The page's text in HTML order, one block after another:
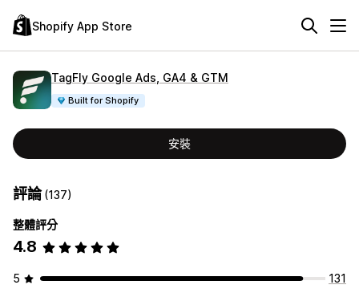
Shopify App Store
TagFly Google Ads, GA4 & GTM
Built for Shopify
安裝
評論(137)
整體評分
4.8
5
131